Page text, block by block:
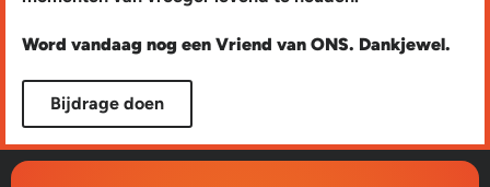
Word vandaag nog een Vriend van ONS. Dankjewel.
Bijdrage doen